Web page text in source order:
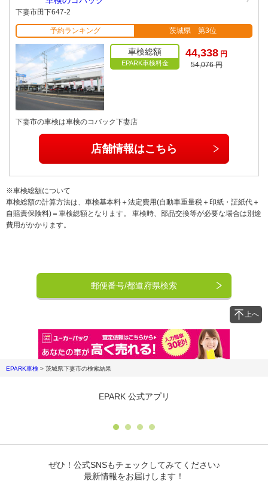
下妻市田下647-2
予約ランキング 茨城県 第3位
車検総額
EPARK車検料金
44,338 円
54,076 円
下妻市の車検は車検のコバック下妻店
店舗情報はこちら
※車検総額について
車検総額の計算方法は、車検基本料＋法定費用(自動車重量税＋印紙・証紙代＋
自賠責保険料)＝車検総額となります。 車検時、部品交換等が必要な場合は別途
費用がかかります。
郵便番号/都道府県検索
上へ
EPARK車検 > 茨城県下妻市の検索結果